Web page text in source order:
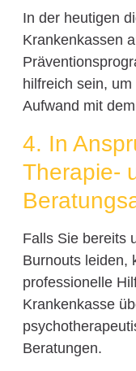
In der heutigen
Krankenkassen
hilfreich sein,
Aufwand mit
4. In
Therapie-
Falls Sie bereits
Burnouts leiden,
professionelle
Krankenkasse
Beratungen.